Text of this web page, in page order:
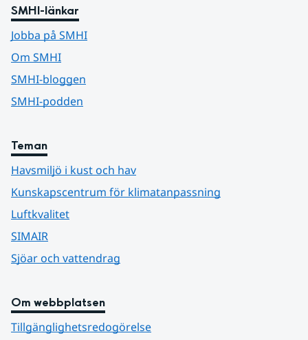
SMHI-länkar
Jobba på SMHI
Om SMHI
SMHI-bloggen
SMHI-podden
Teman
Havsmiljö i kust och hav
Kunskapscentrum för klimatanpassning
Luftkvalitet
SIMAIR
Sjöar och vattendrag
Om webbplatsen
Tillgänglighetsredogörelse